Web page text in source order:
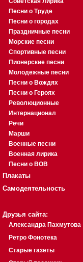
Песни о Труде
Песни о городах
Праздничные песни
Морские песни
Спортивные песни
Пионерские песни
Молодежные песни
Песни о Вождях
Песни о Героях
Революционные
Интернационал
Речи
Марши
Военные песни
Военная лирика
Песни о ВОВ
Плакаты
Самодеятельность
Друзья сайта:
Александра Пахмутова
Ретро Фонотека
Старые газеты